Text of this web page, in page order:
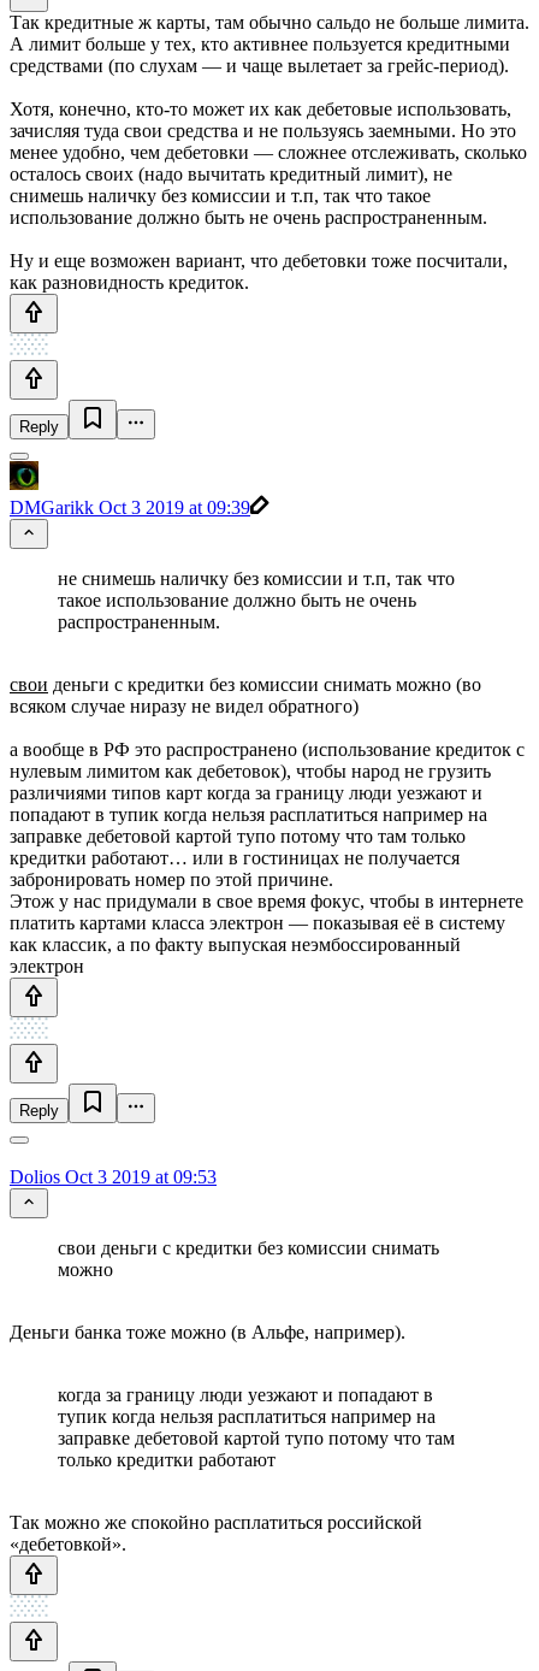
Так кредитные ж карты, там обычно сальдо не больше лимита.
А лимит больше у тех, кто активнее пользуется кредитными
средствами (по слухам — и чаще вылетает за грейс-период).
Хотя, конечно, кто-то может их как дебетовые использовать,
зачисляя туда свои средства и не пользуясь заемными. Но это
менее удобно, чем дебетовки — сложнее отслеживать, сколько
осталось своих (надо вычитать кредитный лимит), не
снимешь наличку без комиссии и т.п, так что такое
использование должно быть не очень распространенным.
Ну и еще возможен вариант, что дебетовки тоже посчитали,
как разновидность кредиток.
Reply
DMGarikk Oct 3 2019 at 09:39
не снимешь наличку без комиссии и т.п, так что
такое использование должно быть не очень
распространенным.
свои деньги с кредитки без комиссии снимать можно (во
всяком случае ниразу не видел обратного)
а вообще в РФ это распространено (использование кредиток с
нулевым лимитом как дебетовок), чтобы народ не грузить
различиями типов карт когда за границу люди уезжают и
попадают в тупик когда нельзя расплатиться например на
заправке дебетовой картой тупо потому что там только
кредитки работают… или в гостиницах не получается
забронировать номер по этой причине.
Этож у нас придумали в свое время фокус, чтобы в интернете
платить картами класса электрон — показывая её в систему
как классик, а по факту выпуская неэмбоссированный
электрон
Reply
Dolios Oct 3 2019 at 09:53
свои деньги с кредитки без комиссии снимать
можно
Деньги банка тоже можно (в Альфе, например).
когда за границу люди уезжают и попадают в
тупик когда нельзя расплатиться например на
заправке дебетовой картой тупо потому что там
только кредитки работают
Так можно же спокойно расплатиться российской
«дебетовкой».